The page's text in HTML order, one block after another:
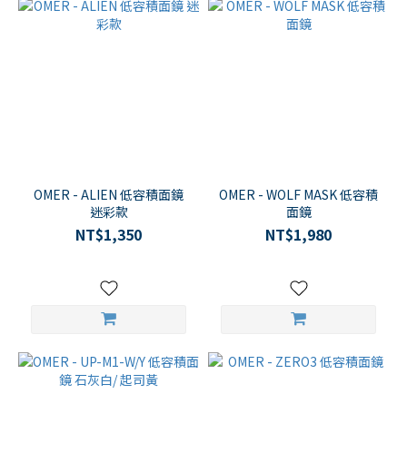
OMER - ALIEN 低容積面鏡
迷彩款
NT$1,350
OMER - WOLF MASK 低容積
面鏡
NT$1,980